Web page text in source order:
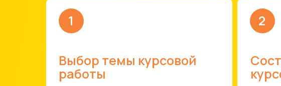
Выбор темы курсовой
работы
1 2